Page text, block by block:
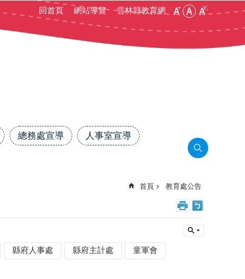
:::
回首頁 網站導覽 雲林縣教育網
總務處宣導 人事室宣導
首頁 教育處公告
縣府人事處 縣府主計處 童軍會